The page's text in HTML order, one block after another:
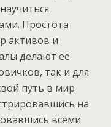
Простота
активов и
делают ее
так и для
путь в мир
на
всеми